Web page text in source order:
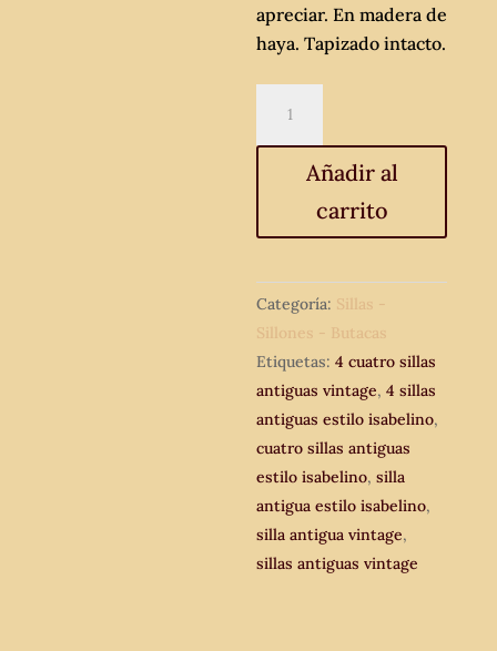
apreciar. En madera de
haya. Tapizado intacto.
cuatro
sillas
antiguas
isabelino.
isabelinas
antiguas
vintage.
Silla
antigua.
cantidad
Añadir al
carrito
Categoría: Sillas -
Sillones - Butacas
Etiquetas:4 cuatro sillas
antiguas vintage,4 sillas
antiguas estilo isabelino,
cuatro sillas antiguas
estilo isabelino,silla
antigua estilo isabelino,
silla antigua vintage,
sillas antiguas vintage